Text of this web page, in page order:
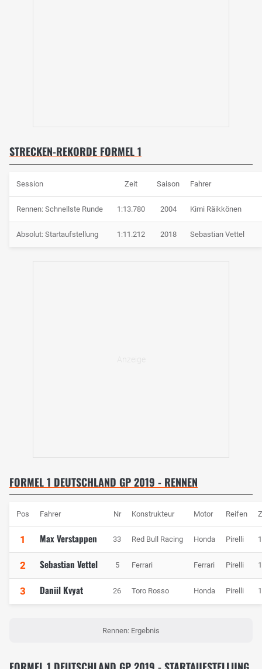
STRECKEN-REKORDE FORMEL 1
Session Zeit Saison Fahrer
Rennen: Schnellste Runde 1:13.780 2004 Kimi Räikkönen
Absolut: Startaufstellung 1:11.212 2018 Sebastian Vettel
FORMEL 1 DEUTSCHLAND GP 2019 - RENNEN
Pos Fahrer Nr Konstrukteur Motor Reifen
1 Max Verstappen 33 Red Bull Racing Honda Pirelli
2 Sebastian Vettel 5 Ferrari Ferrari Pirelli
3 Daniil Kvyat 26 Toro Rosso Honda Pirelli
Rennen: Ergebnis